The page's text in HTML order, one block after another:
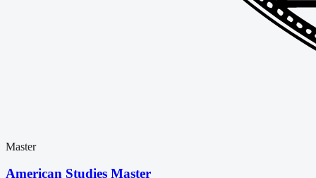
Master
American Studies Master